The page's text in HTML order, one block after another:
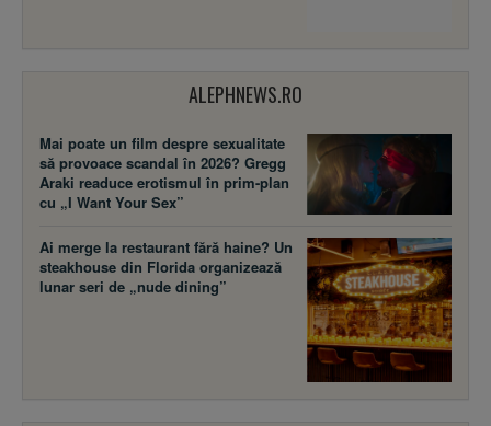
ALEPHNEWS.RO
Mai poate un film despre sexualitate
să provoace scandal în 2026? Gregg
Araki readuce erotismul în prim-plan
cu „I Want Your Sex”
Ai merge la restaurant fără haine? Un
steakhouse din Florida organizează
lunar seri de „nude dining”